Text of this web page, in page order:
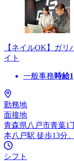
【ネイルOK】ガ
イト
一般事務時給
勤務地
面接地
青森県八戸市青葉1
本八戸駅 徒歩13分
シフト